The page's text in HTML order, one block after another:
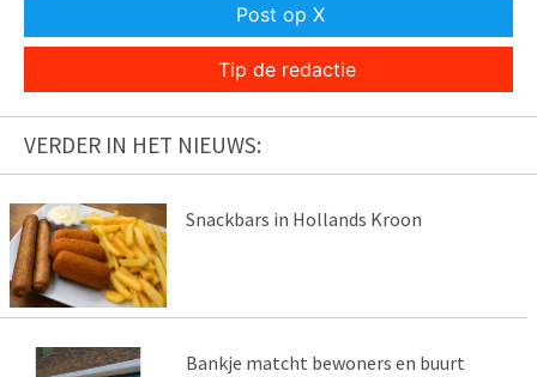
Post op X
Tip de redactie
VERDER IN HET NIEUWS:
Snackbars in Hollands Kroon
Bankje matcht bewoners en buurt